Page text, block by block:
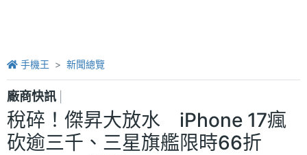
手機王 新聞總覽
廠商快訊
稅碎！傑昇大放水 iPhone 17瘋
砍逾三千、三星旗艦限時66折